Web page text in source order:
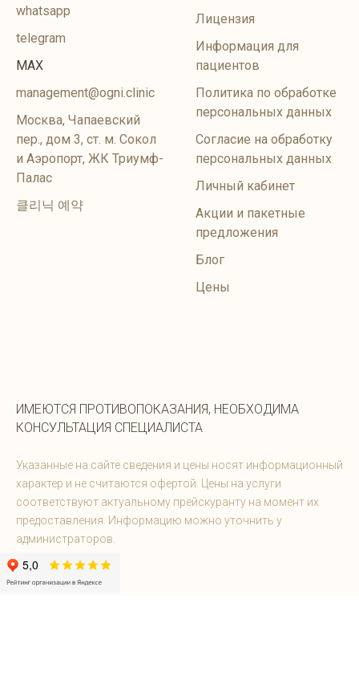
whatsapp
telegram
MAX
management@ogni.clinic
Москва, Чапаевский
пер., дом 3, ст. м. Сокол
и Аэропорт, ЖК Триумф-
Палас
클리닉 예약
Лицензия
Информация для
пациентов
Политика по обработке
персональных данных
Согласие на обработку
персональных данных
Личный кабинет
Акции и пакетные
предложения
Блог
Цены
ИМЕЮТСЯ ПРОТИВОПОКАЗАНИЯ, НЕОБХОДИМА
КОНСУЛЬТАЦИЯ СПЕЦИАЛИСТА
Указанные на сайте сведения и цены носят информационный
характер и не считаются офертой. Цены на услуги
соответствуют актуальному прейскуранту на момент их
предоставления. Информацию можно уточнить у
администраторов.